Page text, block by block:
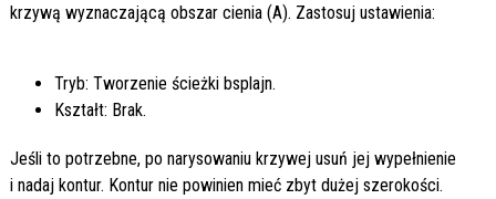
krzywą wyznaczającą obszar cienia (A). Zastosuj ustawienia:
Tryb: Tworzenie ścieżki bsplajn.
Kształt: Brak.
Jeśli to potrzebne, po narysowaniu krzywej usuń jej wypełnienie
i nadaj kontur. Kontur nie powinien mieć zbyt dużej szerokości.